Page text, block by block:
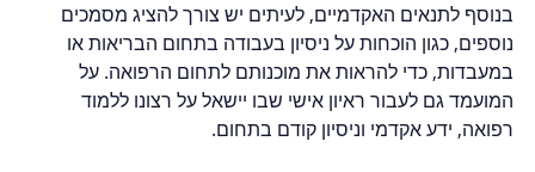
בנוסף לתנאים האקדמיים, לעיתים יש צורך להציג מסמכים
נוספים, כגון הוכחות על ניסיון בעבודה בתחום הבריאות או
במעבדות, כדי להראות את מוכנותם לתחום הרפואה. על
המועמד גם לעבור ראיון אישי שבו יישאל על רצונו ללמוד
רפואה, ידע אקדמי וניסיון קודם בתחום.